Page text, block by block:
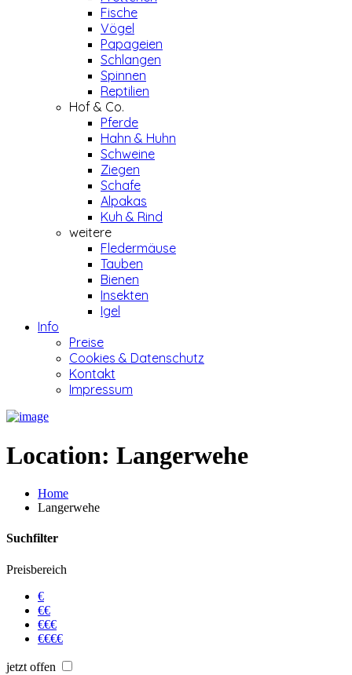
Fische
Vögel
Papageien
Schlangen
Spinnen
Reptilien
Hof & Co.
Pferde
Hahn & Huhn
Schweine
Ziegen
Schafe
Alpakas
Kuh & Rind
weitere
Fledermäuse
Tauben
Bienen
Insekten
Igel
Info
Preise
Cookies & Datenschutz
Kontakt
Impressum
Location: Langerwehe
Home
Langerwehe
Suchfilter
Preisbereich
€
€€
€€€
€€€€
jetzt offen